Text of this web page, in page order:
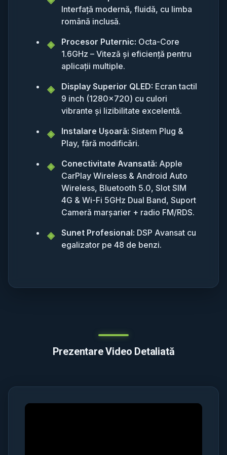
Interfață modernă, fluidă, cu limba
română inclusă.
Procesor Puternic: Octa-Core
1.6GHz – Viteză și eficiență pentru
aplicații multiple.
Display Superior QLED: Ecran tactil
9 inch (1280x720) cu culori
vibrante și lizibilitate excelentă.
Instalare Ușoară: Sistem Plug &
Play, fără modificări.
Conectivitate Avansată: Apple
CarPlay Wireless & Android Auto
Wireless, Bluetooth 5.0, Slot SIM
4G & Wi-Fi 5GHz Dual Band, Suport
Cameră marșarier + radio FM/RDS.
Sunet Profesional: DSP Avansat cu
egalizator pe 48 de benzi.
Prezentare Video Detaliată